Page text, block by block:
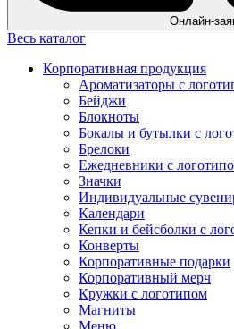
Онлайн-
Весь каталог
Корпоративная продукция
Ароматизаторы с
Бейджи
Блокноты
Бокалы и бутылки с
Брелоки
Ежедневники с
Значки
Индивидуальные
Календари
Кепки и бейсболки с
Конверты
Корпоративные подарки
Корпоративный мерч
Кружки с логотипом
Магниты